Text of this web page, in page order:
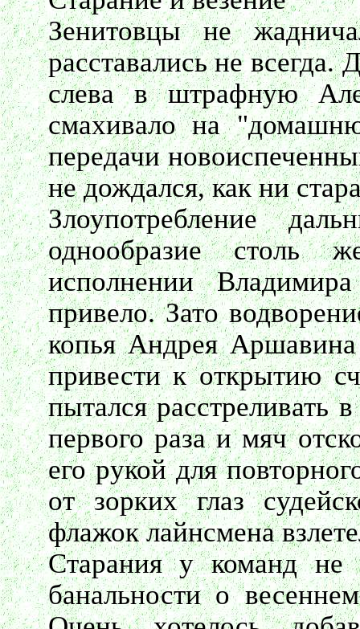
Зенитовцы не
расставались не всегда.
слева в штрафную
смахивало на
передачи
не дождался, как ни
Злоупотребление
однообразие столь
исполнении
привело. Зато
копья Андрея
привести к открытию
пытался расстреливать
первого раза и мяч
его рукой для
от зорких глаз
флажок лайнсмена
Старания у команд не
банальности о